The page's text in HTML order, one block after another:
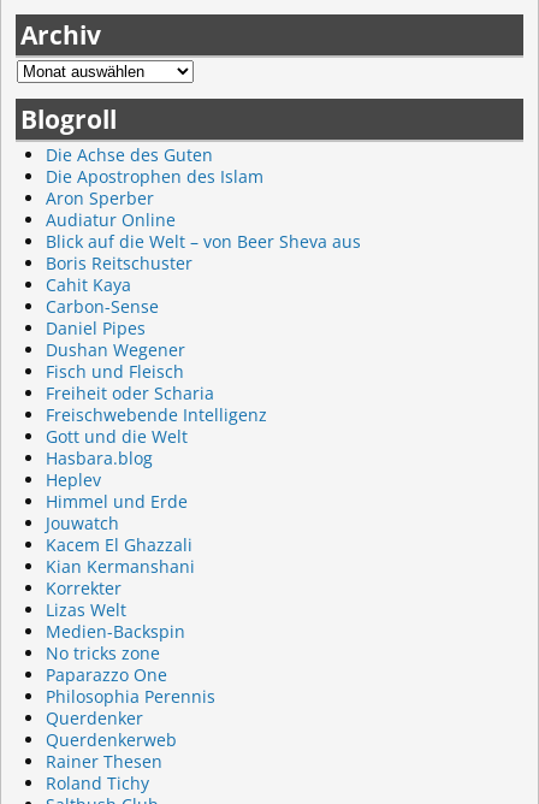
Archiv
Blogroll
Die Achse des Guten
Die Apostrophen des Islam
Aron Sperber
Audiatur Online
Blick auf die Welt – von Beer Sheva aus
Boris Reitschuster
Cahit Kaya
Carbon-Sense
Daniel Pipes
Dushan Wegener
Fisch und Fleisch
Freiheit oder Scharia
Freischwebende Intelligenz
Gott und die Welt
Hasbara.blog
Heplev
Himmel und Erde
Jouwatch
Kacem El Ghazzali
Kian Kermanshani
Korrekter
Lizas Welt
Medien-Backspin
No tricks zone
Paparazzo One
Philosophia Perennis
Querdenker
Querdenkerweb
Rainer Thesen
Roland Tichy